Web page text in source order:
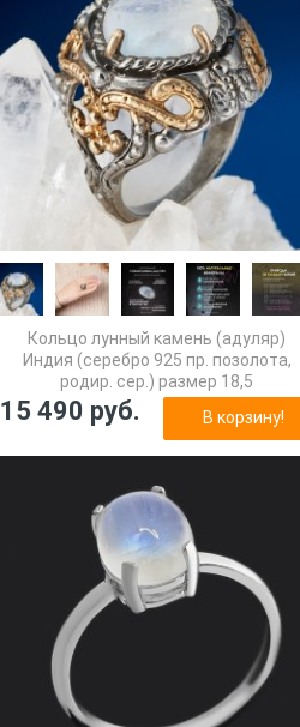
Кольцо лунный камень (адуляр)
Индия (серебро 925 пр. позолота,
родир. сер.) размер 18,5
15 490 руб. В корзину!